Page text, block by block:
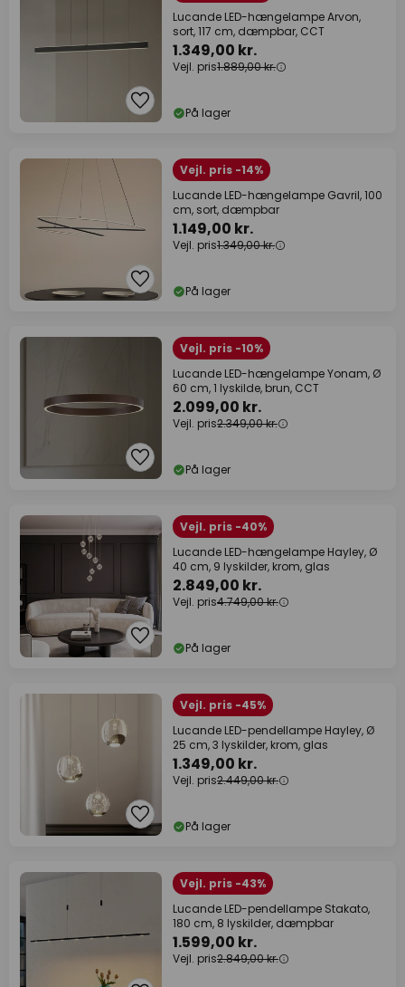
Lucande LED-hængelampe Arvon,
sort, 117 cm, dæmpbar, CCT
1.349,00 kr.
Vejl. pris1.889,00 kr.
På lager
Vejl. pris -14%
Lucande LED-hængelampe Gavril, 100
cm, sort, dæmpbar
1.149,00 kr.
Vejl. pris1.349,00 kr.
På lager
Vejl. pris -10%
Lucande LED-hængelampe Yonam, Ø
60 cm, 1 lyskilde, brun, CCT
2.099,00 kr.
Vejl. pris2.349,00 kr.
På lager
Vejl. pris -40%
Lucande LED-hængelampe Hayley, Ø
40 cm, 9 lyskilder, krom, glas
2.849,00 kr.
Vejl. pris4.749,00 kr.
På lager
Vejl. pris -45%
Lucande LED-pendellampe Hayley, Ø
25 cm, 3 lyskilder, krom, glas
1.349,00 kr.
Vejl. pris2.449,00 kr.
På lager
Vejl. pris -43%
Lucande LED-pendellampe Stakato,
180 cm, 8 lyskilder, dæmpbar
1.599,00 kr.
Vejl. pris2.849,00 kr.